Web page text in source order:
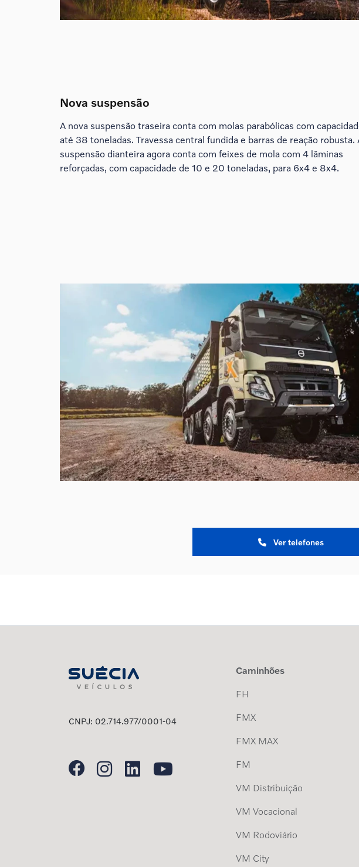
Nova suspensão
A nova suspensão traseira conta com molas parabólicas com
até 38 toneladas. Travessa central fundida e barras de reação robusta.
suspensão dianteira agora conta com feixes de mola com 4 lâminas
reforçadas, com capacidade de 10 e 20 toneladas, para 6x4 e 8x4.
Ver telefones
CNPJ: 02.714.977/0001-04
Caminhões
FH
FMX
FMX MAX
FM
VM Distribuição
VM Vocacional
VM Rodoviário
VM City